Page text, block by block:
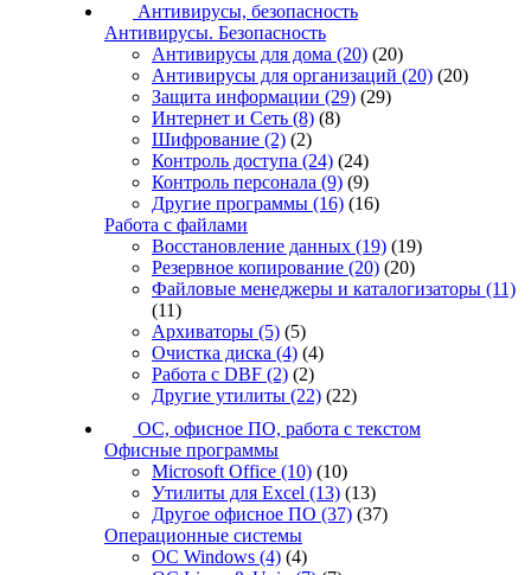
Антивирусы, безопасность
Антивирусы. Безопасность
Антивирусы для дома (20) (20)
Антивирусы для организаций (20) (20)
Защита информации (29) (29)
Интернет и Сеть (8) (8)
Шифрование (2) (2)
Контроль доступа (24) (24)
Контроль персонала (9) (9)
Другие программы (16) (16)
Работа с файлами
Восстановление данных (19) (19)
Резервное копирование (20) (20)
Файловые менеджеры и каталогизаторы (11)
(11)
Архиваторы (5) (5)
Очистка диска (4) (4)
Работа с DBF (2) (2)
Другие утилиты (22) (22)
ОС, офисное ПО, работа с текстом
Офисные программы
Microsoft Office (10) (10)
Утилиты для Excel (13) (13)
Другое офисное ПО (37) (37)
Операционные системы
ОС Windows (4) (4)